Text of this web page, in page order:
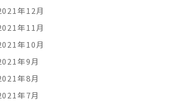
年12月
年11月
年10月
年9月
年8月
年7月